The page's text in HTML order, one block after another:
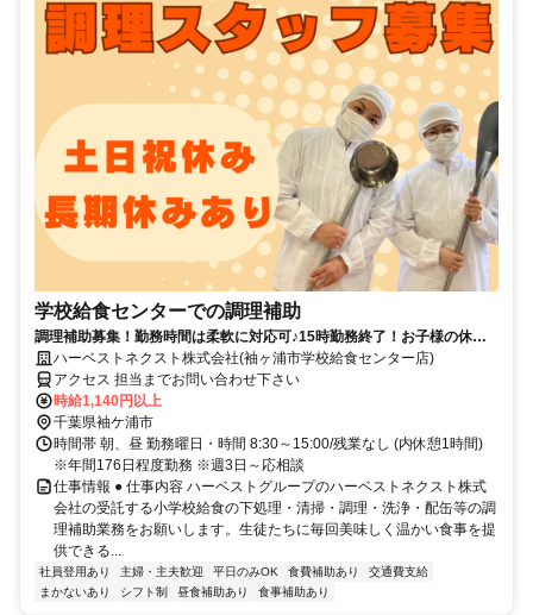
学校給食センターでの調理補助
調理補助募集！勤務時間は柔軟に対応可♪15時勤務終了！お子様の休み
に合わせやすい！
ハーベストネクスト株式会社(袖ヶ浦市学校給食センター店)
アクセス 担当までお問い合わせ下さい
時給1,140円以上
千葉県袖ケ浦市
時間帯 朝、昼 勤務曜日・時間 8:30～15:00/残業なし (内休憩1時間)
※年間176日程度勤務 ※週3日～応相談
仕事情報 ● 仕事内容 ハーベストグループのハーベストネクスト株式
会社の受託する小学校給食の下処理・清掃・調理・洗浄・配缶等の調
理補助業務をお願いします。生徒たちに毎回美味しく温かい食事を提
供できる...
社員登用あり 主婦・主夫歓迎 平日のみOK 食費補助あり
交通費支給
まかないあり
シフト制 昼食補助あり 食事補助あり